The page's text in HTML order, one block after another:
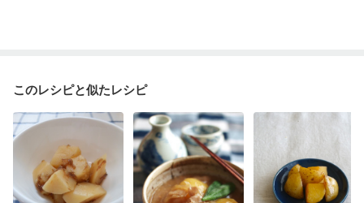
このレシピと似たレシピ